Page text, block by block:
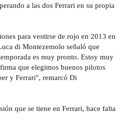
a las dos Ferrari en su propia
para vestirse de rojo en 2013 en
di Montezemolo señaló que
es muy pronto. Estoy muy
que elegimos buenos pilotos
y Ferrari", remarcó Di
que se tiene en Ferrari, hace falta